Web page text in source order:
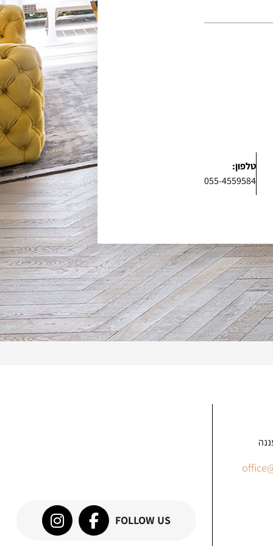
טלפון:
055-4559584
FOLLOW US